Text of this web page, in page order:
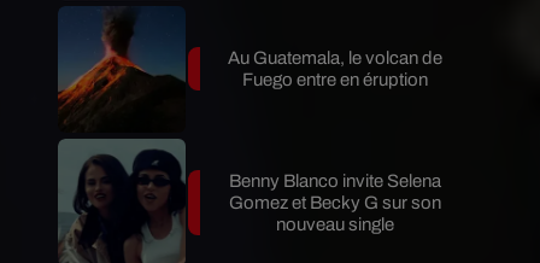
Au Guatemala, le volcan de
Fuego entre en éruption
Benny Blanco invite Selena
Gomez et Becky G sur son
nouveau single